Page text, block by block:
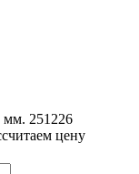
251226
цену